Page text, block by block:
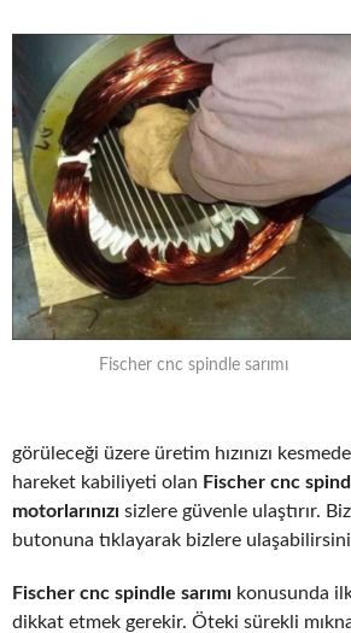
Fischer cnc spindle sarımı
görüleceği üzere üretim hızınızı
hareket kabiliyeti olan Fischer cnc
motorlarınızı sizlere güvenle ulaştırır.
butonuna tıklayarak bizlere
Fischer cnc spindle sarımı konusunda
dikkat etmek gerekir. Öteki sürekli